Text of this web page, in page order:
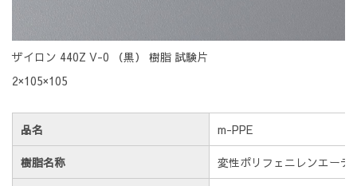
ザイロン 440Z V-0 （黒） 樹脂 試験片
2×105×105
品名 m-PPE
樹脂名称 変性ポリフェニレンエーテ